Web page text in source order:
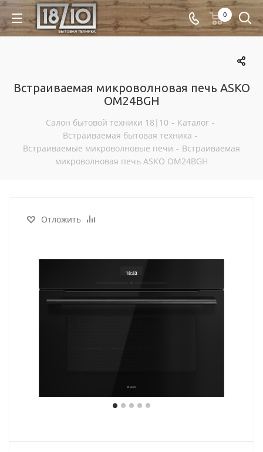
0
Встраиваемая микроволновая печь ASKO
OM24BGH
Салон бытовой техники 18|10 - Каталог -
Встраиваемая бытовая техника -
Встраиваемые микроволновые печи - Встраиваемая
микроволновая печь ASKO OM24BGH
Отложить